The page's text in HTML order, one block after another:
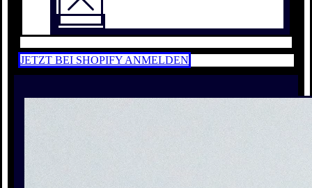
JETZT BEI SHOPIFY ANMELDEN